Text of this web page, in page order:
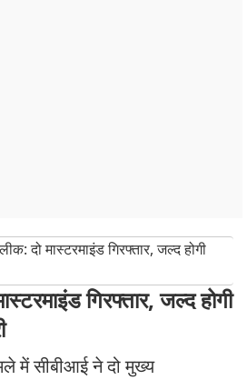
दो मास्टरमाइंड गिरफ्तार, जल्द होगी
गिरफ्तार, जल्द होगी
में सीबीआई ने दो मुख्य